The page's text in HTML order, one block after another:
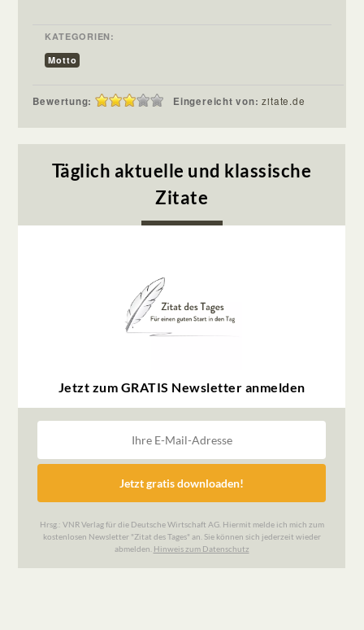
KATEGORIEN:
Motto
Bewertung: Eingereicht von:zitate.de